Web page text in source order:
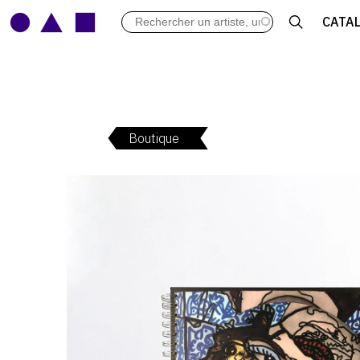
ARCHIVES DES EXPOSITIONS
Boutique